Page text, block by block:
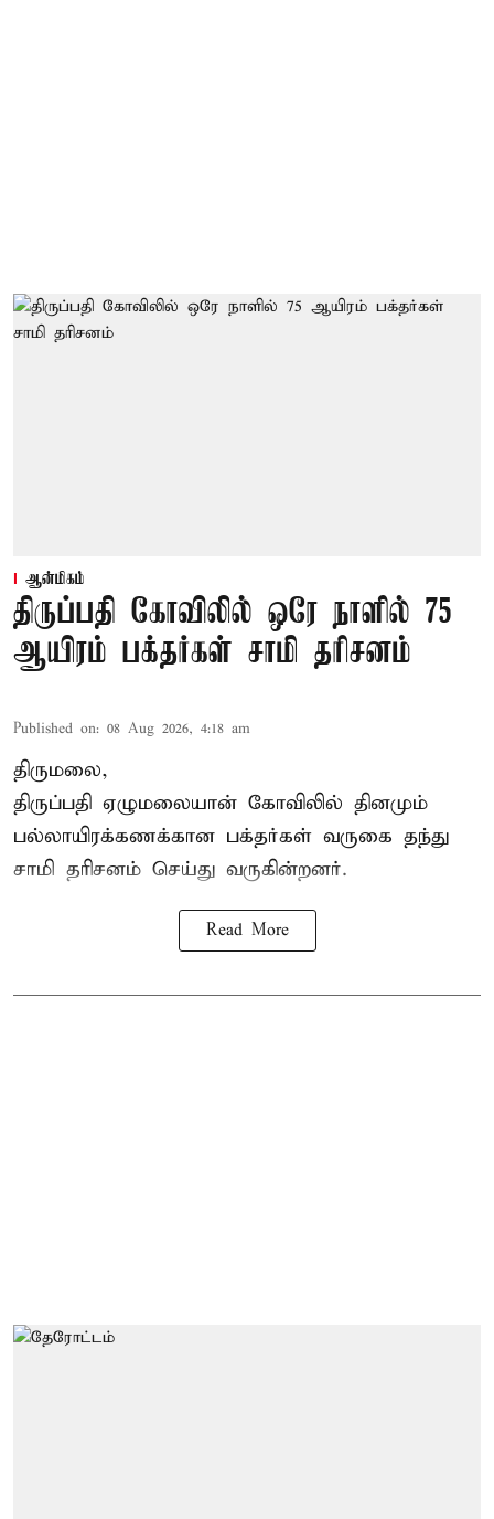
ஆன்மிகம்
திருப்பதி கோவிலில் ஒரே நாளில் 75
ஆயிரம் பக்தர்கள் சாமி தரிசனம்
Published on: 08 Aug 2026, 4:18 am
திருமலை,
திருப்பதி ஏழுமலையான் கோவிலில் தினமும்
பல்லாயிரக்கணக்கான பக்தர்கள் வருகை தந்து
சாமி தரிசனம் செய்து வருகின்றனர்.
Read More